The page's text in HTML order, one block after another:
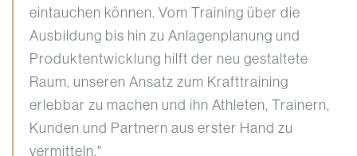
eintauchen können. Vom Training über die
Ausbildung bis hin zu Anlagenplanung und
Produktentwicklung hilft der neu gestaltete
Raum, unseren Ansatz zum Krafttraining
erlebbar zu machen und ihn Athleten, Trainern,
Kunden und Partnern aus erster Hand zu
vermitteln."